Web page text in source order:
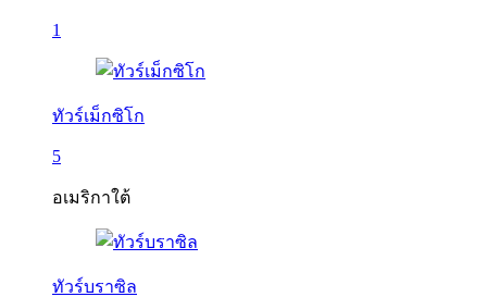
1
ทัวร์เม็กซิโก
5
อเมริกาใต้
ทัวร์บราซิล